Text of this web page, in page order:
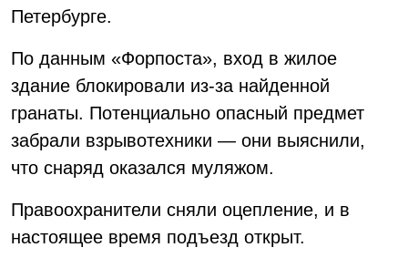
Петербурге.
По данным «Форпоста», вход в жилое
здание блокировали из-за найденной
гранаты. Потенциально опасный предмет
забрали взрывотехники — они выяснили,
что снаряд оказался муляжом.
Правоохранители сняли оцепление, и в
настоящее время подъезд открыт.